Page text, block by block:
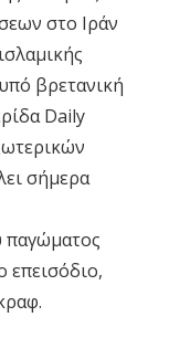
στο Ιράν
βρετανική
Daily
σήμερα
παγώματος
επεισόδιο,